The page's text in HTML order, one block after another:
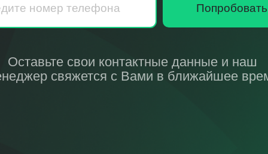
Оставьте свои контактные данные и наш
свяжется с Вами в ближайшее
Попробовать